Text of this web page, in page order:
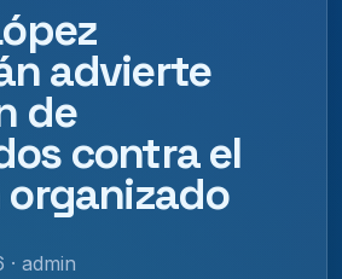
advierte
de
contra el
admin